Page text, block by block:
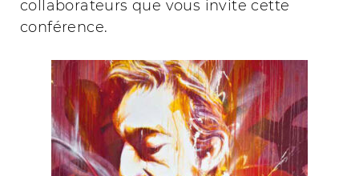
collaborateurs que vous invite cette
conférence.